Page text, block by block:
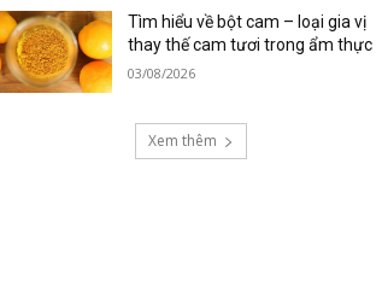
Tìm hiểu về bột cam – loại gia vị
thay thế cam tươi trong ẩm thực
03/08/2026
Xem thêm